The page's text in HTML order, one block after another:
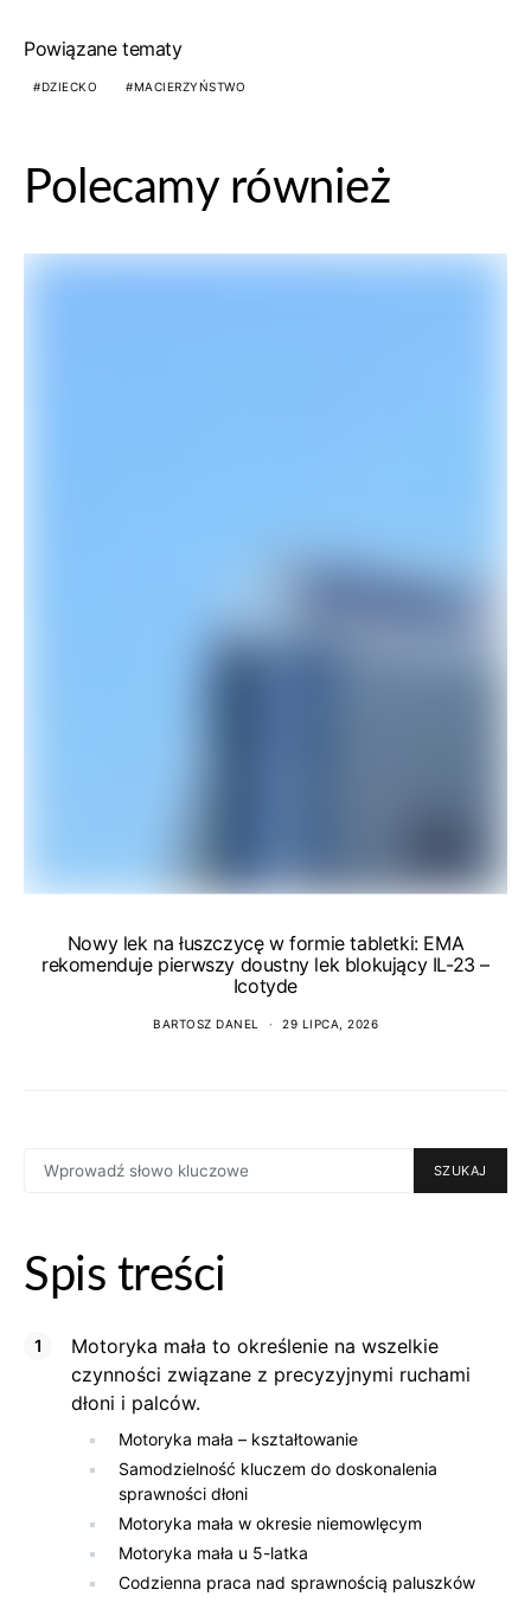
Powiązane tematy
DZIECKO MACIERZYŃSTWO
Polecamy również
Nowy lek na łuszczycę w formie tabletki: EMA
rekomenduje pierwszy doustny lek blokujący IL-23 –
Icotyde
BARTOSZ DANEL 29 LIPCA, 2026
FOR:
SZUKAJ
Spis treści
Motoryka mała to określenie na wszelkie
czynności związane z precyzyjnymi ruchami
dłoni i palców.
Motoryka mała – kształtowanie
Samodzielność kluczem do doskonalenia
sprawności dłoni
Motoryka mała w okresie niemowlęcym
Motoryka mała u 5-latka
Codzienna praca nad sprawnością paluszków